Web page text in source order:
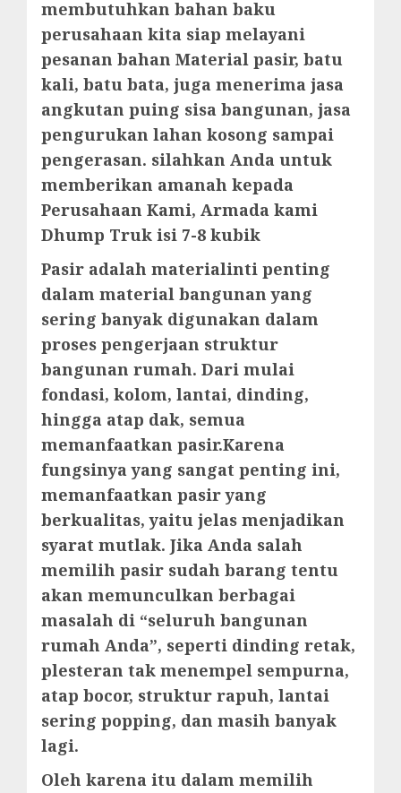
membutuhkan bahan baku
perusahaan kita siap melayani
pesanan bahan Material pasir, batu
kali, batu bata, juga menerima jasa
angkutan puing sisa bangunan, jasa
pengurukan lahan kosong sampai
pengerasan. silahkan Anda untuk
memberikan amanah kepada
Perusahaan Kami, Armada kami
Dhump Truk isi 7-8 kubik
Pasir adalah materialinti penting
dalam material bangunan yang
sering banyak digunakan dalam
proses pengerjaan struktur
bangunan rumah. Dari mulai
fondasi, kolom, lantai, dinding,
hingga atap dak, semua
memanfaatkan pasir.Karena
fungsinya yang sangat penting ini,
memanfaatkan pasir yang
berkualitas, yaitu jelas menjadikan
syarat mutlak. Jika Anda salah
memilih pasir sudah barang tentu
akan memunculkan berbagai
masalah di “seluruh bangunan
rumah Anda”, seperti dinding retak,
plesteran tak menempel sempurna,
atap bocor, struktur rapuh, lantai
sering popping, dan masih banyak
lagi.
Oleh karena itu dalam memilih